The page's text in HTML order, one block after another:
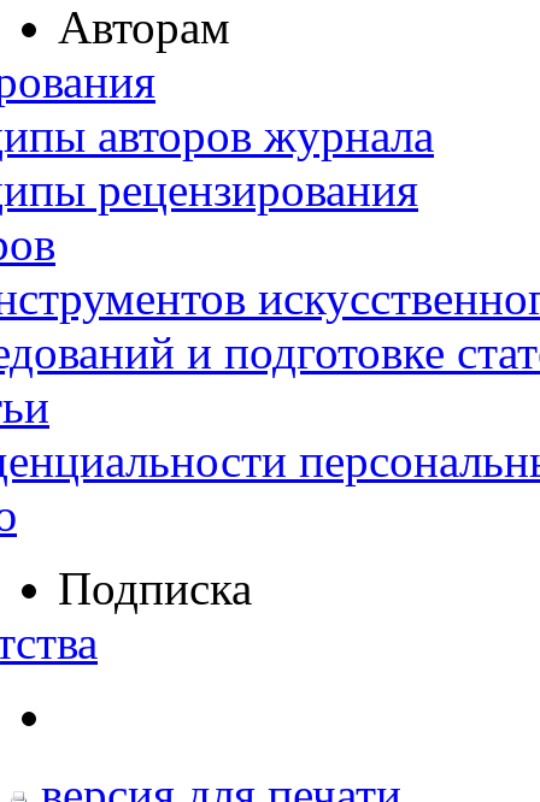
Авторам
авторов журнала
рецензирования
и подготовке
Подписка